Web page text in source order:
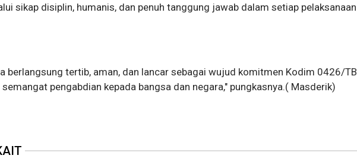
sikap disiplin, humanis, dan penuh tanggung jawab dalam setiap pelaksanaan
berlangsung tertib, aman, dan lancar sebagai wujud komitmen Kodim 0426/TB
pengabdian kepada bangsa dan negara," pungkasnya.( Masderik)